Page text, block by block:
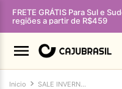
FRETE GRÁTIS Para Sul e
regiões a partir de R$459
SALE INVERNO - PÁGINA